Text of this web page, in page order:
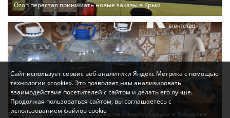
Ozon перестал принимать новые заказы в Крым
Без света и воды остаются районы Алушты, Судака и Феодосии
Сайт использует сервис веб-аналитики Яндекс Метрика с помощью
технологии «cookie». Это позволяет нам анализировать
взаимодействие посетителей с сайтом и делать его лучше.
Продолжая пользоваться сайтом, вы соглашаетесь с
использованием файлов cookie